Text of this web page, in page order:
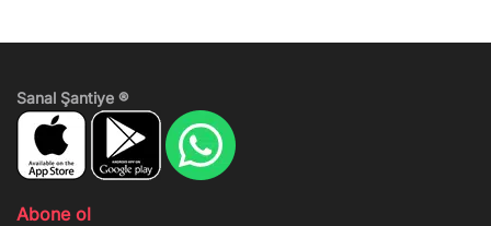
Sanal Şantiye ®
Abone ol